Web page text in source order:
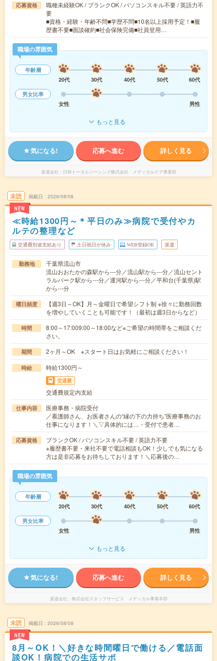
応募資格
職種未経験OK / ブランクOK / パソコンスキル不要 / 英語力不
要
■資格・経験・年齢不問■学歴不問■10名以上採用予定！■履
歴書不要■面談確約■社会保険完備■社員登用…
職場の雰囲気
年齢層
20代
30代 40代 50代
60代
男女比率
女性
男性
もっと見る
気になる! 応募へ進む 詳しく見る
派遣会社 日研トータルソーシング株式会社 メディカルケア事業部
未読
NEW
掲載日 2026/08/08
≪時給1300円～＊平日のみ≫病院で受付やカ
ルテの整理など
交通費別途支給あり 土日祝日が休み WEB登録OK 派遣
勤務地
千葉県流山市
流山おおたかの森駅から---分／流山駅から---分／流山セント
ラルパーク駅から---分／運河駅から---分／平和台(千葉県)駅
から---分
曜日頻度
【週3日～OK】月～金曜日で希望シフト制 ※徐々に勤務回数
を増やしていくことも可能です！（最初は週3日からなど）
時間
8:00～17:009:00～18:00など※ご希望の時間帯をご相談くだ
さい。
期間 2ヶ月～OK ※スタート日はお気軽にご相談ください！
時給 時給1300円～
交通費
交通費規定内支給
仕事内容
医療事務・病院受付
／看護師さん、お医者さんの“縁の下の力持ち”医療事務のお
仕事になります！＼▽具体的には…・受付で患者…
応募資格
ブランクOK / パソコンスキル不要 / 英語力不要
※履歴書不要・来社不要で電話相談もOK！少しでも気になる
方は是非応募をお待ちしております！＼応募後の…
職場の雰囲気
年齢層
20代
30代 40代 50代
60代
男女比率
女性
男性
もっと見る
気になる! 応募へ進む 詳しく見る
派遣会社 株式会社スタッフサービス メディカル事業本部
未読
NEW
掲載日 2026/08/08
8月～OK！＼好きな時間曜日で働ける／電話面
談OK！病院での生活サポ